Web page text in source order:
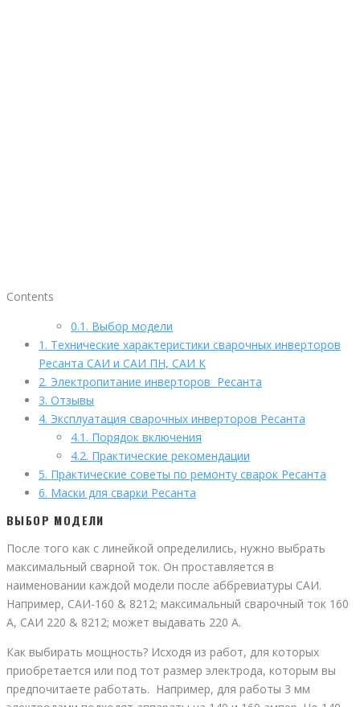
Contents
0.1. Выбор модели
1. Технические характеристики сварочных инверторов
Ресанта САИ и САИ ПН, САИ К
2. Электропитание инверторов Ресанта
3. Отзывы
4. Эксплуатация сварочных инверторов Ресанта
4.1. Порядок включения
4.2. Практические рекомендации
5. Практические советы по ремонту сварок Ресанта
6. Маски для сварки Ресанта
ВЫБОР МОДЕЛИ
После того как с линейкой определились, нужно выбрать
максимальный сварной ток. Он проставляется в
наименовании каждой модели после аббревиатуры САИ.
Например, САИ-160 & 8212; максимальный сварочный ток 160
А, САИ 220 & 8212; может выдавать 220 А.
Как выбирать мощность? Исходя из работ, для которых
приобретается или под тот размер электрода, которым вы
предпочитаете работать. Например, для работы 3 мм